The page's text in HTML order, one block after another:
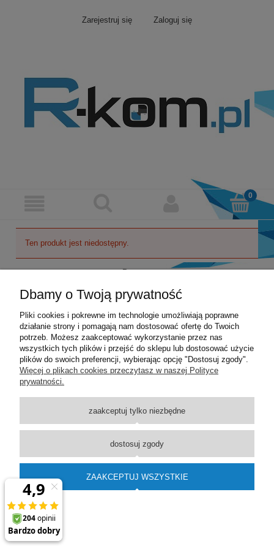
Zarejestruj się Zaloguj się
Ten produkt jest niedostępny.
Pomoc
Moje konto
Płatności i dostawa
Informacje
pokaż pełną wersję strony
Sklep internetowy Shoper Premium
Dbamy o Twoją prywatność
Pliki cookies i pokrewne im technologie umożliwiają poprawne
działanie strony i pomagają nam dostosować ofertę do Twoich
potrzeb. Możesz zaakceptować wykorzystanie przez nas
wszystkich tych plików i przejść do sklepu lub dostosować użycie
plików do swoich preferencji, wybierając opcję "Dostosuj zgody".
Więcej o plikach cookies przeczytasz w naszej Polityce
prywatności.
zaakceptuj tylko niezbędne
dostosuj zgody
ZAAKCEPTUJ WSZYSTKIE